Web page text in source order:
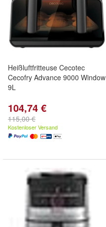
Heißluftfritteuse Cecotec
Cecofry Advance 9000 Window
9L
104,74 €
115,00 €
Kostenloser Versand